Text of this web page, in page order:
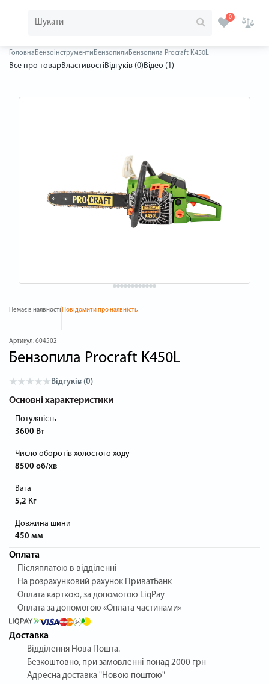
0
Головна Бензоінструменти Бензопили Бензопила Procraft K450L
Все про товарВластивостіВідгуків (0)Відео (1)
Немає в наявності Повідомити про наявність
Артикул:604502
Бензопила Procraft K450L
Відгуків (0)
Основні характеристики
Потужність
3600 Вт
Число оборотів холостого ходу
8500 об/хв
Вага
5,2 Кг
Довжина шини
450 мм
Оплата
Післяплатою в відділенні
На розрахунковий рахунок ПриватБанк
Оплата карткою, за допомогою LiqPay
Оплата за допомогою «Оплата частинами»
Доставка
Відділення Нова Пошта.
Безкоштовно, при замовленні понад 2000 грн
Адресна доставка "Новою поштою"